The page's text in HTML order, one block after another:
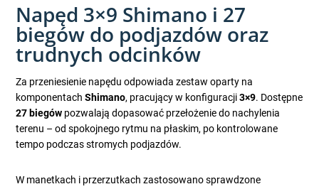
Napęd 3×9 Shimano i 27
biegów do podjazdów oraz
trudnych odcinków
Za przeniesienie napędu odpowiada zestaw oparty na
komponentachShimano, pracujący w konfiguracji3×9. Dostępne
27 biegów pozwalają dopasować przełożenie do nachylenia
terenu – od spokojnego rytmu na płaskim, po kontrolowane
tempo podczas stromych podjazdów.
W manetkach i przerzutkach zastosowano sprawdzone